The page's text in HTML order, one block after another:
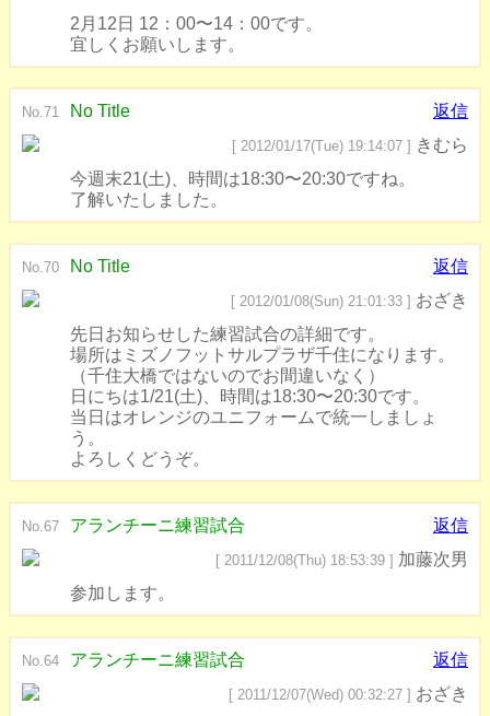
2月12日 12：00〜14：00です。
宜しくお願いします。
No.71 No Title 返信
[ 2012/01/17(Tue) 19:14:07 ] きむら
今週末21(土)、時間は18:30〜20:30ですね。
了解いたしました。
No.70 No Title 返信
[ 2012/01/08(Sun) 21:01:33 ] おざき
先日お知らせした練習試合の詳細です。
場所はミズノフットサルプラザ千住になります。
（千住大橋ではないのでお間違いなく）
日にちは1/21(土)、時間は18:30〜20:30です。
当日はオレンジのユニフォームで統一しましょ
う。
よろしくどうぞ。
No.67 アランチーニ練習試合 返信
[ 2011/12/08(Thu) 18:53:39 ] 加藤次男
参加します。
No.64 アランチーニ練習試合 返信
[ 2011/12/07(Wed) 00:32:27 ] おざき